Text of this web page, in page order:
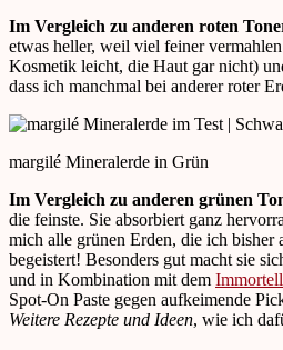
Im Vergleich zu anderen roten
etwas heller, weil viel feiner
Kosmetik leicht, die Haut gar nicht)
dass ich manchmal bei anderer roter
margilé Mineralerde in Grün
Im Vergleich zu anderen grünen
die feinste. Sie absorbiert ganz
mich alle grünen Erden, die ich bisher
begeistert! Besonders gut macht sie
und in Kombination mit dem
Spot-On Paste gegen aufkeimende
Weitere Rezepte und Ideen, wie ich